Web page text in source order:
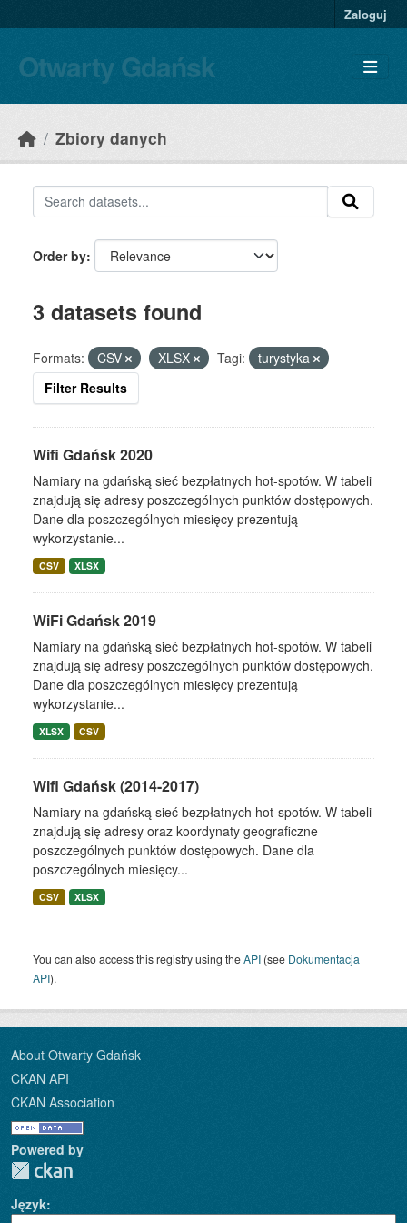
Zaloguj
Otwarty Gdańsk
Zbiory danych
Order by
3 datasets found
Formats: CSV XLSX Tagi:
turystyka
Filter Results
Wifi Gdańsk 2020
Namiary na gdańską sieć bezpłatnych hot-spotów. W tabeli
znajdują się adresy poszczególnych punktów dostępowych.
Dane dla poszczególnych miesięcy prezentują
wykorzystanie...
CSV XLSX
WiFi Gdańsk 2019
Namiary na gdańską sieć bezpłatnych hot-spotów. W tabeli
znajdują się adresy poszczególnych punktów dostępowych.
Dane dla poszczególnych miesięcy prezentują
wykorzystanie...
XLSX CSV
Wifi Gdańsk (2014-2017)
Namiary na gdańską sieć bezpłatnych hot-spotów. W tabeli
znajdują się adresy oraz koordynaty geograficzne
poszczególnych punktów dostępowych. Dane dla
poszczególnych miesięcy...
CSV XLSX
You can also access this registry using theAPI (see Dokumentacja
API).
About Otwarty Gdańsk
CKAN API
CKAN Association
Powered by
Język